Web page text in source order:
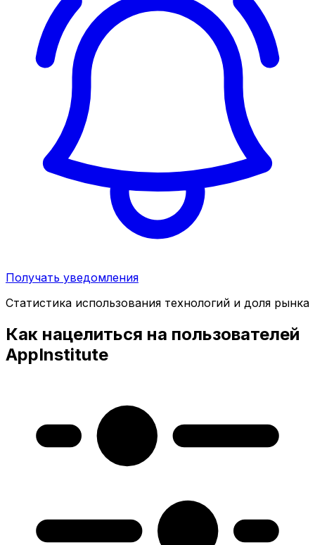
Получать уведомления
Статистика использования технологий и доля рынка
Как нацелиться на пользователей
AppInstitute